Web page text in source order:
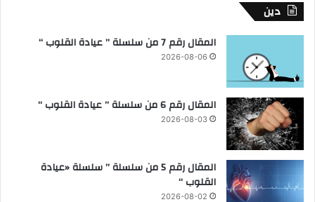
دين
المقال رقم 7 من سلسلة ” عيادة القلوب “
2026-08-06
المقال رقم 6 من سلسلة ” عيادة القلوب “
2026-08-03
المقال رقم 5 من سلسلة ” سلسلة «عيادة
القلوب “
2026-08-02